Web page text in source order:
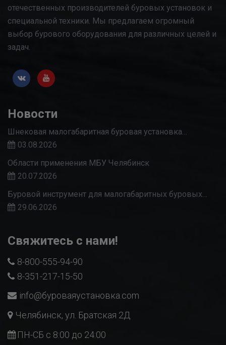
отечественных производителей буровых установок и
специальной техники. Мы предлагаем огромный
выбор бурового оборудования для различных целей и
задач.
Новости
Шнековая малогабаритная буровая установка…
03.08.2026
Области применения МБУ Челябинск
20.07.2026
Буровой инструмент для малогабаритных буровых…
29.06.2026
Свяжитесь с нами!
8-800-555-94-90
8-351-217-15-50
info@буроваяустановка.com
Челябинск, ул. Братская 2Д
ПН-СБ с 8:00 до 24:00